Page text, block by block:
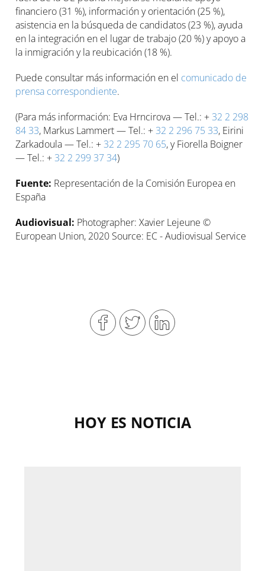
financiero (31 %), información y orientación (25 %),
asistencia en la búsqueda de candidatos (23 %), ayuda
en la integración en el lugar de trabajo (20 %) y apoyo a
la inmigración y la reubicación (18 %).
Puede consultar más información en el comunicado de
prensa correspondiente.
(Para más información: Eva Hrncirova — Tel.: + 32 2 298
84 33, Markus Lammert — Tel.: + 32 2 296 75 33, Eirini
Zarkadoula — Tel.: + 32 2 295 70 65, y Fiorella Boigner
— Tel.: + 32 2 299 37 34)
Fuente: Representación de la Comisión Europea en
España
Audiovisual: Photographer: Xavier Lejeune ©
European Union, 2020 Source: EC - Audiovisual Service
HOY ES NOTICIA